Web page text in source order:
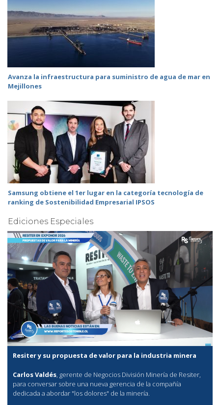
Avanza la infraestructura para suministro de agua de mar en
Mejillones
Samsung obtiene el 1er lugar en la categoría tecnología de
ranking de Sostenibilidad Empresarial IPSOS
Ediciones Especiales
Resiter y su propuesta de valor para la industria minera
Carlos Valdés, gerente de Negocios División Minería de Resiter,
para conversar sobre una nueva gerencia de la compañía
dedicada a abordar "los dolores" de la minería.